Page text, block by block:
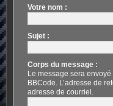
Votre nom :
Sujet :
Corps du message :
Le message sera
BBCode. L’adresse de
adresse de courriel.